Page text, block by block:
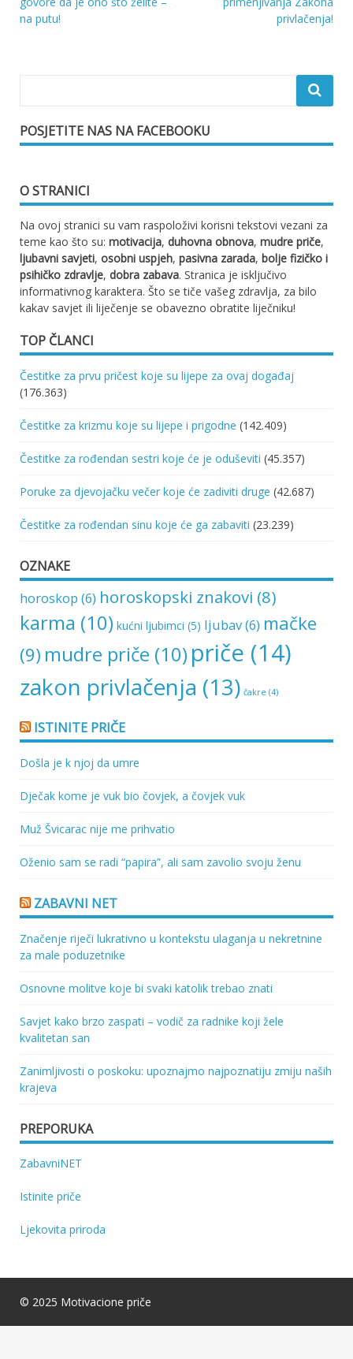
objava
na putu!
privlačenja!
POSJETITE NAS NA FACEBOOKU
O STRANICI
Na ovoj stranici su vam raspoloživi korisni tekstovi vezani za
teme kao što su: motivacija, duhovna obnova, mudre priče,
ljubavni savjeti, osobni uspjeh, pasivna zarada, bolje fizičko i
psihičko zdravlje, dobra zabava. Stranica je isključivo
informativnog karaktera. Što se tiče vašeg zdravlja, za bilo
kakav savjet ili liječenje se obavezno obratite liječniku!
TOP ČLANCI
Čestitke za prvu pričest koje su lijepe za ovaj događaj
(176.363)
Čestitke za krizmu koje su lijepe i prigodne (142.409)
Čestitke za rođendan sestri koje će je oduševiti (45.357)
Poruke za djevojačku večer koje će zadiviti druge (42.687)
Čestitke za rođendan sinu koje će ga zabaviti (23.239)
OZNAKE
horoskop (6) horoskopski znakovi (8)
karma (10) kućni ljubimci (5) ljubav(6) mačke
(9) mudre priče (10) priče (14)
zakon privlačenja (13) čakre (4)
ISTINITE PRIČE
Došla je k njoj da umre
Dječak kome je vuk bio čovjek, a čovjek vuk
Muž Švicarac nije me prihvatio
Oženio sam se radi “papira”, ali sam zavolio svoju ženu
ZABAVNI NET
Značenje riječi lukrativno u kontekstu ulaganja u nekretnine
za male poduzetnike
Osnovne molitve koje bi svaki katolik trebao znati
Savjet kako brzo zaspati – vodič za radnike koji žele
kvalitetan san
Zanimljivosti o poskoku: upoznajmo najpoznatiju zmiju naših
krajeva
PREPORUKA
ZabavniNET
Istinite priče
Ljekovita priroda
© 2025 Motivacione priče